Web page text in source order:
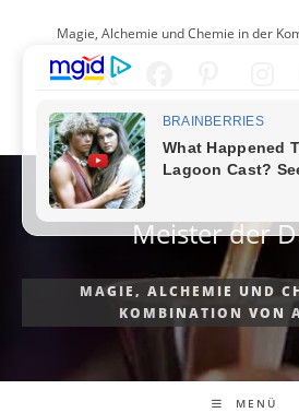
springen
Magie, Alchemie und Chemie in der
DEUTSCH
Meister der
MAGIE, ALCHEMIE UND
KOMBINATION VON
MENÜ